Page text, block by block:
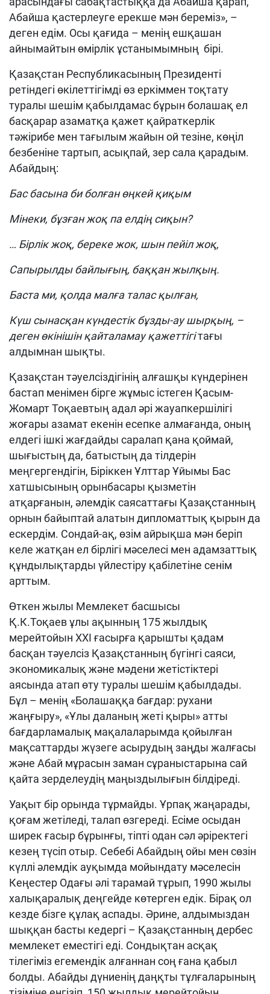
Абайша қастерлеуге ерекше мән береміз», –
деген едім. Осы қағида – менің ешқашан
айнымайтын өмірлік ұстанымымның бірі.
Қазақстан Республикасының Президенті
ретіндегі өкілеттігімді өз еркіммен тоқтату
туралы шешім қабылдамас бұрын болашақ ел
басқарар азаматқа қажет қайраткерлік
тәжірибе мен тағылым жайын ой тезіне, көңіл
безбеніне тартып, асықпай, зер сала қарадым.
Абайдың:
Бас басына би болған өңкей қиқым
Мінеки, бұзған жоқ па елдің сиқын?
… Бірлік жоқ, береке жок, шын пейіл жоқ,
Сапырылды байлығың, баққан жылқың.
Баста ми, қолда малға талас қылған,
Күш сынасқан күндестік бұзды-ау шырқың, –
деген өкінішін қайталамау қажеттігітағы
алдымнан шықты.
Қазақстан тәуелсіздігінің алғашқы күндерінен
бастап менімен бірге жұмыс істеген Қасым-
Жомарт Тоқаевтың адал әрі жауапкершілігі
жоғары азамат екенін есепке алмағанда, оның
елдегі ішкі жағдайды саралап қана қоймай,
шығыстың да, батыстың да тілдерін
меңгергендігін, Біріккен Ұлттар Ұйымы Бас
хатшысының орынбасары қызметін
атқарғанын, әлемдік саясаттағы Қазақстанның
орнын байыптай алатын дипломаттық қырын да
ескердім. Сондай-ақ, өзім айрықша мән беріп
келе жатқан ел бірлігі мәселесі мен адамзаттық
құндылықтарды үйлестіру қабілетіне сенім
арттым.
Өткен жылы Мемлекет басшысы
Қ.К.Тоқаев ұлы ақынның 175 жылдық
мерейтойын ХХІ ғасырға қарышты қадам
басқан тәуелсіз Қазақстанның бүгінгі саяси,
экономикалық және мәдени жетістіктері
аясында атап өту туралы шешім қабылдады.
Бұл – менің «Болашаққа бағдар: рухани
жаңғыру», «Ұлы даланың жеті қыры» атты
бағдарламалық мақалаларымда қойылған
мақсаттарды жүзеге асырудың заңды жалғасы
және Абай мұрасын заман сұраныстарына сай
қайта зерделеудің маңыздылығын білдіреді.
Уақыт бір орында тұрмайды. Ұрпақ жаңарады,
қоғам жетіледі, талап өзгереді. Есіме осыдан
ширек ғасыр бұрынғы, тіпті одан сәл әріректегі
кезең түсіп отыр. Себебі Абайдың ойы мен сөзін
күллі әлемдік ауқымда мойындату мәселесін
Кеңестер Одағы әлі тарамай тұрып, 1990 жылы
халықаралық деңгейде көтерген едік. Бірақ ол
кезде бізге құлақ аспады. Әрине, алдымыздан
шыққан басты кедергі – Қазақстанның дербес
мемлекет еместігі еді. Сондықтан асқақ
тілегіміз егемендік алғаннан соң ғана қабыл
болды. Абайды дүниенің даңқты тұлғаларының